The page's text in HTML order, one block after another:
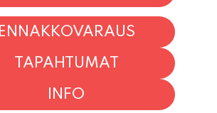
ENNAKKOVARAUS
TAPAHTUMAT
INFO